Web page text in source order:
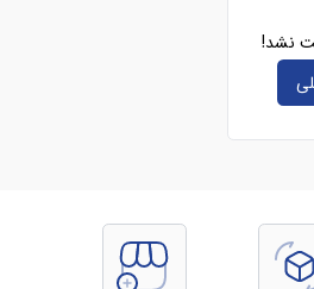
نشد!